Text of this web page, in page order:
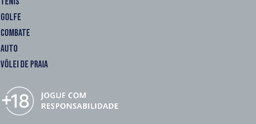
GOLFE
COMBATE
AUTO
VÔLEI DE PRAIA